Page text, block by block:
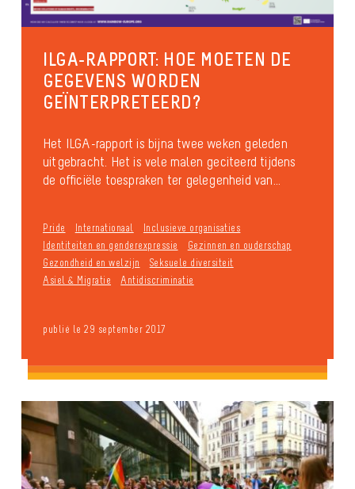
ILGA-RAPPORT: HOE MOETEN DE
GEGEVENS WORDEN
GEÏNTERPRETEERD?
Het ILGA-rapport is bijna twee weken geleden
uitgebracht. Het is vele malen geciteerd tijdens
de officiële toespraken ter gelegenheid van...
Pride Internationaal
Inclusieve organisaties
Identiteiten en genderexpressie
Gezinnen en ouderschap
Gezondheid en welzijn
Seksuele diversiteit
Asiel & Migratie
Antidiscriminatie
publié le 29 september 2017